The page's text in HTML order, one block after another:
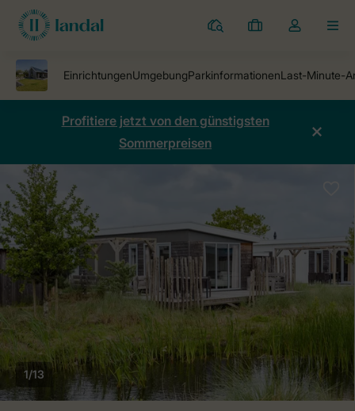
Ferienparks
Meine
Dropdown-
öffnen
Profitiere jetzt von den günstigsten
Sommerpreisen
1/13